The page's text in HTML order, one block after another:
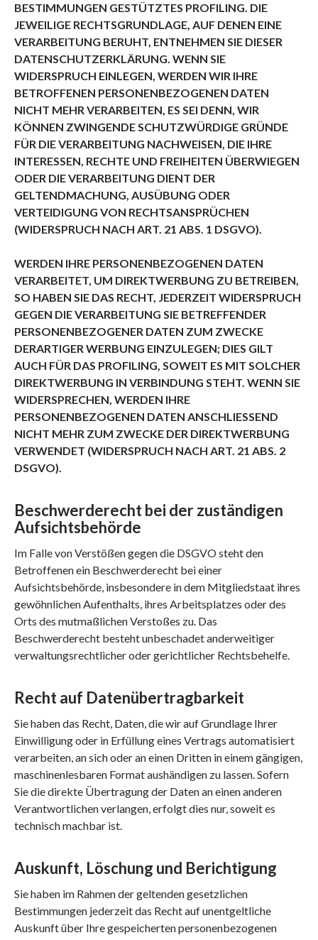
BESTIMMUNGEN GESTÜTZTES PROFILING. DIE
JEWEILIGE RECHTSGRUNDLAGE, AUF DENEN EINE
VERARBEITUNG BERUHT, ENTNEHMEN SIE DIESER
DATENSCHUTZERKLÄRUNG. WENN SIE
WIDERSPRUCH EINLEGEN, WERDEN WIR IHRE
BETROFFENEN PERSONENBEZOGENEN DATEN
NICHT MEHR VERARBEITEN, ES SEI DENN, WIR
KÖNNEN ZWINGENDE SCHUTZWÜRDIGE GRÜNDE
FÜR DIE VERARBEITUNG NACHWEISEN, DIE IHRE
INTERESSEN, RECHTE UND FREIHEITEN ÜBERWIEGEN
ODER DIE VERARBEITUNG DIENT DER
GELTENDMACHUNG, AUSÜBUNG ODER
VERTEIDIGUNG VON RECHTSANSPRÜCHEN
(WIDERSPRUCH NACH ART. 21 ABS. 1 DSGVO).
WERDEN IHRE PERSONENBEZOGENEN DATEN
VERARBEITET, UM DIREKTWERBUNG ZU BETREIBEN,
SO HABEN SIE DAS RECHT, JEDERZEIT WIDERSPRUCH
GEGEN DIE VERARBEITUNG SIE BETREFFENDER
PERSONENBEZOGENER DATEN ZUM ZWECKE
DERARTIGER WERBUNG EINZULEGEN; DIES GILT
AUCH FÜR DAS PROFILING, SOWEIT ES MIT SOLCHER
DIREKTWERBUNG IN VERBINDUNG STEHT. WENN SIE
WIDERSPRECHEN, WERDEN IHRE
PERSONENBEZOGENEN DATEN ANSCHLIESSEND
NICHT MEHR ZUM ZWECKE DER DIREKTWERBUNG
VERWENDET (WIDERSPRUCH NACH ART. 21 ABS. 2
DSGVO).
Beschwerde­recht bei der zuständigen
Aufsichts­behörde
Im Falle von Verstößen gegen die DSGVO steht den
Betroffenen ein Beschwerderecht bei einer
Aufsichtsbehörde, insbesondere in dem Mitgliedstaat ihres
gewöhnlichen Aufenthalts, ihres Arbeitsplatzes oder des
Orts des mutmaßlichen Verstoßes zu. Das
Beschwerderecht besteht unbeschadet anderweitiger
verwaltungsrechtlicher oder gerichtlicher Rechtsbehelfe.
Recht auf Daten­übertrag­barkeit
Sie haben das Recht, Daten, die wir auf Grundlage Ihrer
Einwilligung oder in Erfüllung eines Vertrags automatisiert
verarbeiten, an sich oder an einen Dritten in einem gängigen,
maschinenlesbaren Format aushändigen zu lassen. Sofern
Sie die direkte Übertragung der Daten an einen anderen
Verantwortlichen verlangen, erfolgt dies nur, soweit es
technisch machbar ist.
Auskunft, Löschung und Berichtigung
Sie haben im Rahmen der geltenden gesetzlichen
Bestimmungen jederzeit das Recht auf unentgeltliche
Auskunft über Ihre gespeicherten personenbezogenen